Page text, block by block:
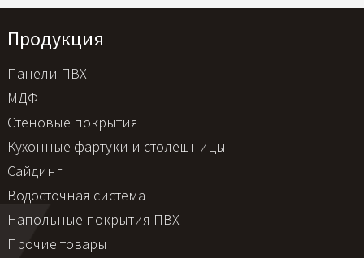
Продукция
Панели ПВХ
МДФ
Стеновые покрытия
Кухонные фартуки и столешницы
Сайдинг
Водосточная система
Напольные покрытия ПВХ
Прочие товары